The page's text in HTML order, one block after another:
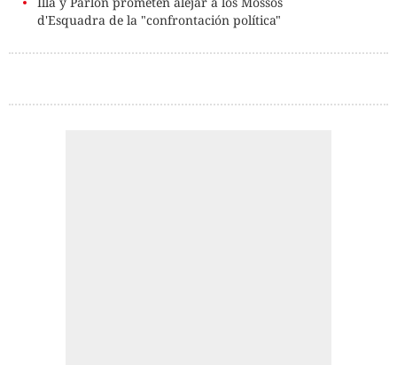
d'Esquadra de la "confrontación política"